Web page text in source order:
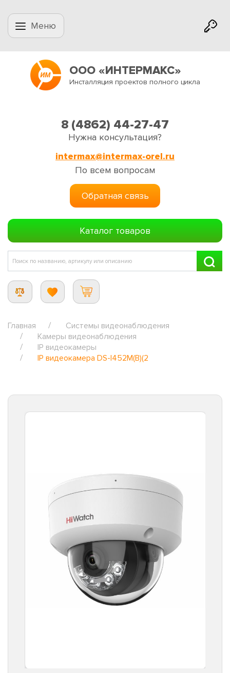
Меню
ООО «ИНТЕРМАКС»
Инсталляция проектов полного цикла
8 (4862) 44-27-47
Нужна консультация?
intermax@intermax-orel.ru
По всем вопросам
Обратная связь
Каталог товаров
Главная
Системы видеонаблюдения
Камеры видеонаблюдения
IP видеокамеры
IP видеокамера DS-I452M(B)(2